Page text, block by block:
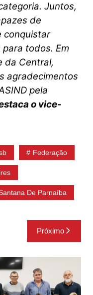
Juntos,
de
conquistar
todos. Em
da Central,
agradecimentos
pela
o vice-
Federação
De Parnaíba
Próximo